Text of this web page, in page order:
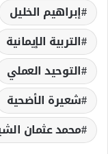
إبراهيم الخليل
التربية الإيمانية
التوحيد العملي
شعيرة الأضحية
محمد عثمان